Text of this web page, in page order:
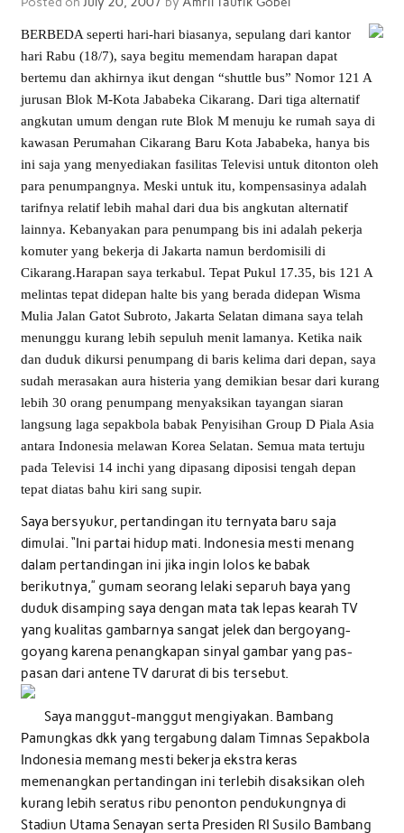
BERBEDA seperti hari-hari biasanya, sepulang dari kantor
hari Rabu (18/7), saya begitu memendam harapan dapat
bertemu dan akhirnya ikut dengan “shuttle bus” Nomor 121 A
jurusan Blok M-Kota Jababeka Cikarang. Dari tiga alternatif
angkutan umum dengan rute Blok M menuju ke rumah saya di
kawasan Perumahan Cikarang Baru Kota Jababeka, hanya bis
ini saja yang menyediakan fasilitas Televisi untuk ditonton oleh
para penumpangnya. Meski untuk itu, kompensasinya adalah
tarifnya relatif lebih mahal dari dua bis angkutan alternatif
lainnya. Kebanyakan para penumpang bis ini adalah pekerja
komuter yang bekerja di Jakarta namun berdomisili di
Cikarang.Harapan saya terkabul. Tepat Pukul 17.35, bis 121 A
melintas tepat didepan halte bis yang berada didepan Wisma
Mulia Jalan Gatot Subroto, Jakarta Selatan dimana saya telah
menunggu kurang lebih sepuluh menit lamanya. Ketika naik
dan duduk dikursi penumpang di baris kelima dari depan, saya
sudah merasakan aura histeria yang demikian besar dari kurang
lebih 30 orang penumpang menyaksikan tayangan siaran
langsung laga sepakbola babak Penyisihan Group D Piala Asia
antara Indonesia melawan Korea Selatan. Semua mata tertuju
pada Televisi 14 inchi yang dipasang diposisi tengah depan
tepat diatas bahu kiri sang supir.
Saya bersyukur, pertandingan itu ternyata baru saja
dimulai. “Ini partai hidup mati. Indonesia mesti menang
dalam pertandingan ini jika ingin lolos ke babak
berikutnya,” gumam seorang lelaki separuh baya yang
duduk disamping saya dengan mata tak lepas kearah TV
yang kualitas gambarnya sangat jelek dan bergoyang-
goyang karena penangkapan sinyal gambar yang pas-
pasan dari antene TV darurat di bis tersebut.
Saya manggut-manggut mengiyakan. Bambang
Pamungkas dkk yang tergabung dalam Timnas Sepakbola
Indonesia memang mesti bekerja ekstra keras
memenangkan pertandingan ini terlebih disaksikan oleh
kurang lebih seratus ribu penonton pendukungnya di
Stadiun Utama Senayan serta Presiden RI Susilo Bambang